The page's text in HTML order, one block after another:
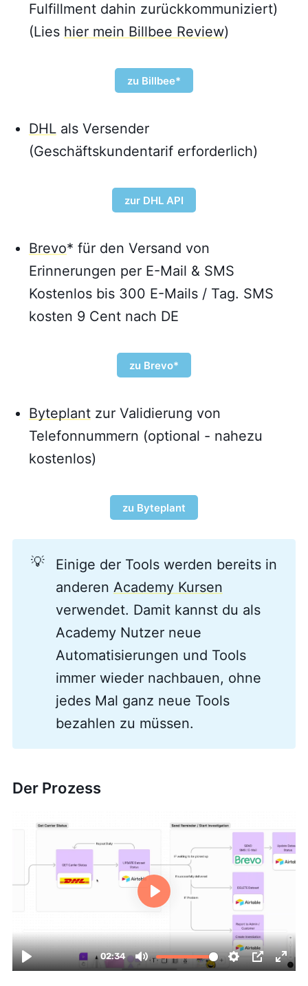
Fulfillment dahin zurückkommuniziert)
(Lies hier mein Billbee Review)
zu Billbee*
DHLals Versender
(Geschäftskundentarif erforderlich)
zur DHL API
Brevo* für den Versand von
Erinnerungen per E-Mail & SMS
Kostenlos bis 300 E-Mails / Tag. SMS
kosten 9 Cent nach DE
zu Brevo*
Byteplantzur Validierung von
Telefonnummern (optional - nahezu
kostenlos)
zu Byteplant
💡
Einige der Tools werden bereits in
anderen Academy Kursen
verwendet. Damit kannst du als
Academy Nutzer neue
Automatisierungen und Tools
immer wieder nachbauen, ohne
jedes Mal ganz neue Tools
bezahlen zu müssen.
Der Prozess